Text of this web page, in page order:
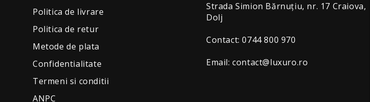
Politica de livrare
Politica de retur
Metode de plata
Confidentialitate
Termeni si conditii
ANPC
Strada Simion Bărnuțiu, nr. 17 Craiova,
Dolj
Contact: 0744 800 970
Email: contact@luxuro.ro